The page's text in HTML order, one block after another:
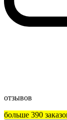
отзывов
больше 390